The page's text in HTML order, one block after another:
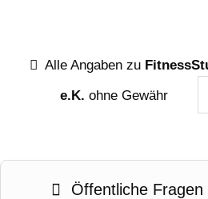
Alle Angaben zu
e.K. ohne Gewähr
Öffentliche